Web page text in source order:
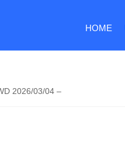
HOME
2026/03/04 –